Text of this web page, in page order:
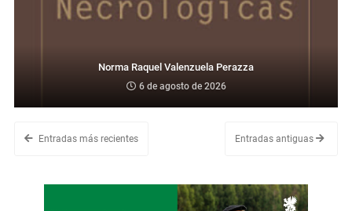
Norma Raquel Valenzuela Perazza
6 de agosto de 2026
Entradas más recientes Entradas antiguas